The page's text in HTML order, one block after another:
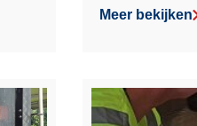
Meer bekijken